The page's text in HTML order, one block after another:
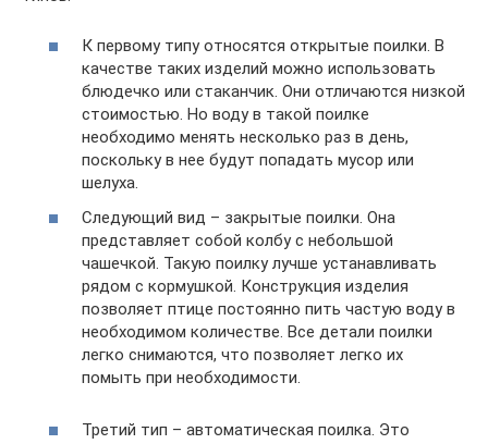
К первому типу относятся открытые поилки. В
качестве таких изделий можно использовать
блюдечко или стаканчик. Они отличаются низкой
стоимостью. Но воду в такой поилке
необходимо менять несколько раз в день,
поскольку в нее будут попадать мусор или
шелуха.
Следующий вид – закрытые поилки. Она
представляет собой колбу с небольшой
чашечкой. Такую поилку лучше устанавливать
рядом с кормушкой. Конструкция изделия
позволяет птице постоянно пить частую воду в
необходимом количестве. Все детали поилки
легко снимаются, что позволяет легко их
помыть при необходимости.
Третий тип – автоматическая поилка. Это